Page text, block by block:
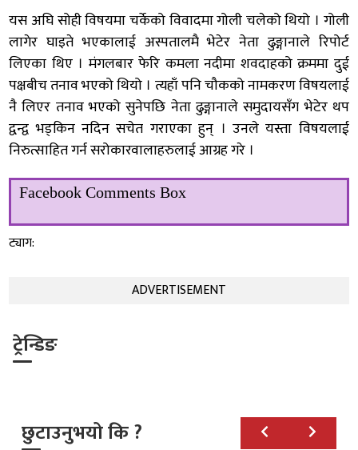
यस अघि सोही विषयमा चर्केको विवादमा गोली चलेको थियो । गोली
लागेर घाइते भएकालाई अस्पतालमै भेटेर नेता ढुङ्गानाले रिपोर्ट
लिएका थिए । मंगलबार फेरि कमला नदीमा शवदाहको क्रममा दुई
पक्षबीच तनाव भएको थियो । त्यहाँ पनि चौकको नामकरण विषयलाई
नै लिएर तनाव भएको सुनेपछि नेता ढुङ्गानाले समुदायसँग भेटेर थप
द्वन्द्व भड्किन नदिन सचेत गराएका हुन् । उनले यस्ता विषयलाई
निरुत्साहित गर्न सरोकारवालाहरुलाई आग्रह गरे ।
Facebook Comments Box
ट्याग:
ADVERTISEMENT
ट्रेन्डिङ
छुटाउनुभयो कि ?